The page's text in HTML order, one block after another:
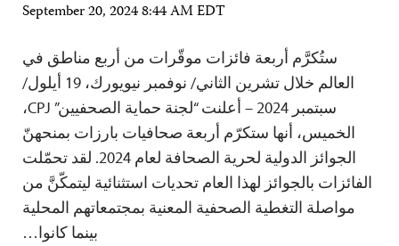
September 20, 2024 8:44 AM EDT
ستُكرَّم أربعة فائزات موقّرات من أربع مناطق في
العالم خلال تشرين الثاني/ نوفمبر نيويورك، 19 أيلول/
سبتمبر 2024 – أعلنت “لجنة حماية الصحفيين” CPJ،
الخميس، أنها ستكرّم أربعة صحافيات بارزات بمنحهنّ
الجوائز الدولية لحرية الصحافة لعام 2024. لقد تحمّلت
الفائزات بالجوائز لهذا العام تحديات استثنائية ليتمكّنَّ من
مواصلة التغطية الصحفية المعنية بمجتمعاتهم المحلية
بينما كانوا…